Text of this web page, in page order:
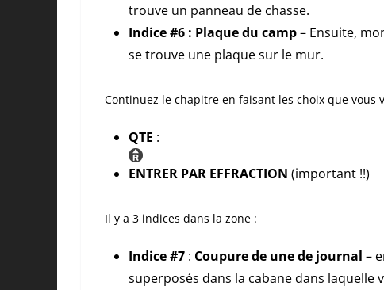
trouve un panneau de chasse.
Indice #6 : Plaque du camp– Ensuite,
se trouve une plaque sur le mur.
Continuez le chapitre en faisant les choix que vous
QTE :
ENTRER PAR EFFRACTION (important !!)
Il y a 3 indices dans la zone :
Indice #7 : Coupure de une de journal –
superposés dans la cabane dans laquelle